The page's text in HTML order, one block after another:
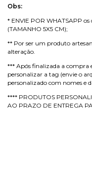
Obs:
* ENVIE POR WHATSAPP
(TAMANHO 5X5 CM);
** Por ser um produto
alteração.
*** Após finalizada a compra
personalizar a tag (envie o
personalizado com nomes e
**** PRODUTOS
AO PRAZO DE ENTREGA